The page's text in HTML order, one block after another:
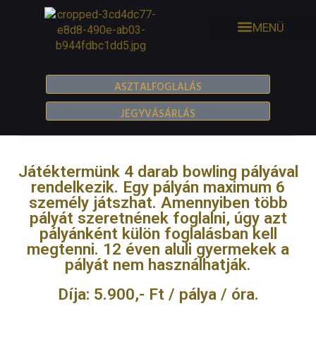
ASZTALFOGLALÁS
JEGYVÁSÁRLÁS
Játéktermünk 4 darab bowling pályával
rendelkezik. Egy pályán maximum 6
személy játszhat. Amennyiben több
pályát szeretnének foglalni, úgy azt
pályánként külön foglalásban kell
megtenni. 12 éven aluli gyermekek a
pályát nem használhatják.
Díja: 5.900,- Ft / pálya / óra.